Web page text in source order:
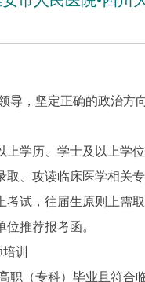
导，坚定正确的政治方
上学历、学士及以上学
取、攻读临床医学相关
试，往届生原则上需
推荐报考函。
训
职（专科）毕业且符合